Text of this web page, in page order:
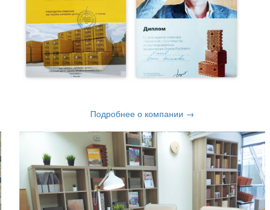
Подробнее о компании →